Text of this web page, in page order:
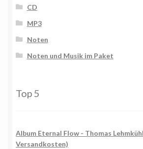
CD
MP3
Noten
Noten und Musik im Paket
Top 5
Album Eternal Flow - Thomas
Versandkosten)